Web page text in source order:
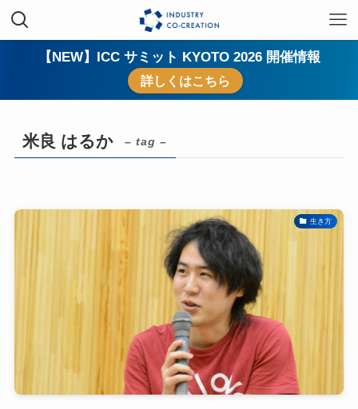
【NEW】ICC サミット KYOTO 2026 開催情報
詳しくはこちら
米良 はるか – tag –
生き方